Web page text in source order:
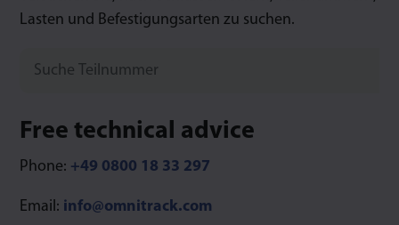
Lasten und Befestigungsarten zu suchen.
Free technical advice
Phone: +49 0800 18 33 297
Email: info@omnitrack.com